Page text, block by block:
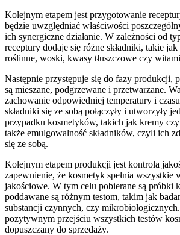
Kolejnym etapem jest przygotowanie
będzie uwzględniać właściwości
ich synergiczne działanie. W zależności od
receptury dodaje się różne składniki, takie
roślinne, woski, kwasy tłuszczowe czy
Następnie przystępuje się do fazy produkcji,
są mieszane, podgrzewane i przetwarzane.
zachowanie odpowiedniej temperatury i
składniki się ze sobą połączyły i utworzyły
przypadku kosmetyków, takich jak kremy
także emulgowalność składników, czyli ich
się ze sobą.
Kolejnym etapem produkcji jest kontrola
zapewnienie, że kosmetyk spełnia wszystkie
jakościowe. W tym celu pobierane są próbki
poddawane są różnym testom, takim jak
substancji czynnych, czy
pozytywnym przejściu wszystkich testów
dopuszczany do sprzedaży.